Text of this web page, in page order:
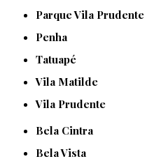
Parque Vila Prudente
Penha
Tatuapé
Vila Matilde
Vila Prudente
Bela Cintra
Bela Vista